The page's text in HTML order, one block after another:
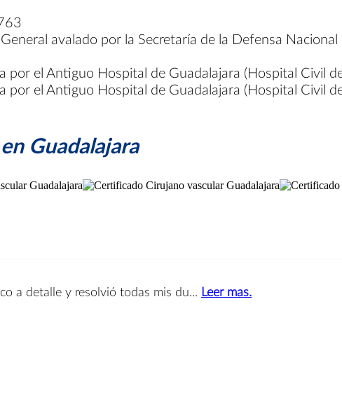
avalado por la Secretaría de la Defensa
por el Antiguo Hospital de Guadalajara (Hospital Civil
por el Antiguo Hospital de Guadalajara (Hospital Civil
Guadalajara
a detalle y resolvió todas mis du... Leer mas.